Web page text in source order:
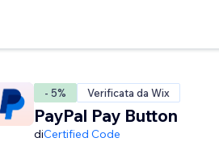
- 5% Verificata da Wix
PayPal Pay Button
diCertified Code